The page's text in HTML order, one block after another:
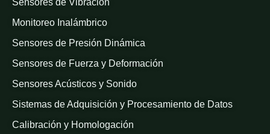
Sensores de Vibración
Monitoreo Inalámbrico
Sensores de Presión Dinámica
Sensores de Fuerza y Deformación
Sensores Acústicos y Sonido
Sistemas de Adquisición y Procesamiento de Datos
Calibración y Homologación